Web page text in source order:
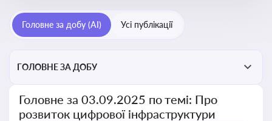
Головне за добу (AI) Усі публікації
ГОЛОВНЕ ЗА ДОБУ
Головне за 03.09.2025 по темі: Про
розвиток цифрової інфраструктури